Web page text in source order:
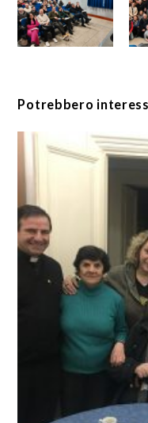
Potrebbero